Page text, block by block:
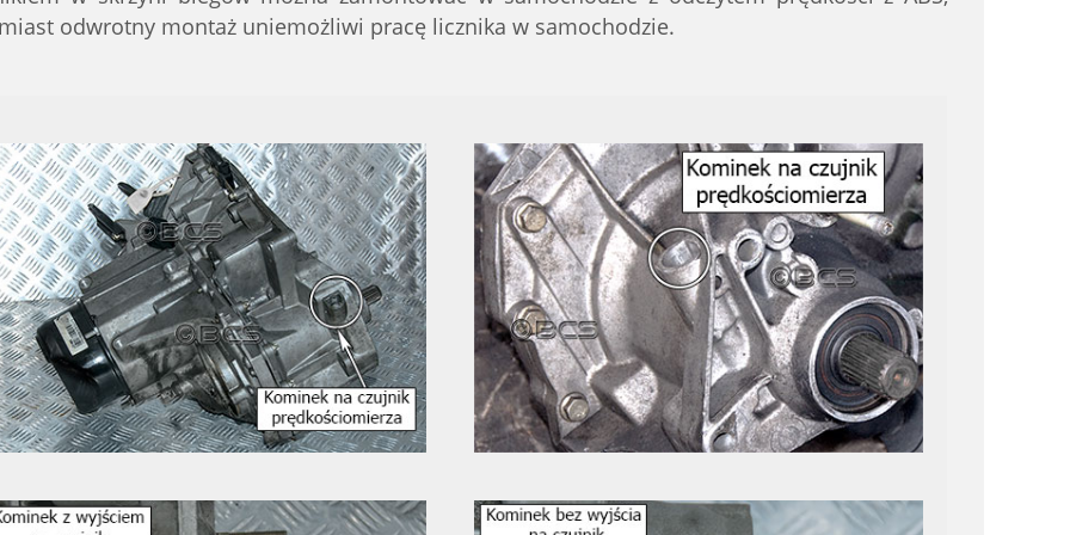
odwrotny montaż uniemożliwi pracę licznika w samochodzie.